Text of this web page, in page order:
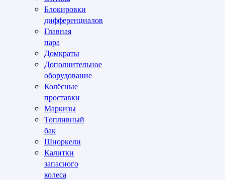
Блокировки
дифференциалов
Главная
пара
Домкраты
Дополнительное
оборудование
Колёсные
проставки
Маркизы
Топливный
бак
Шноркели
Калитки
запасного
колеса